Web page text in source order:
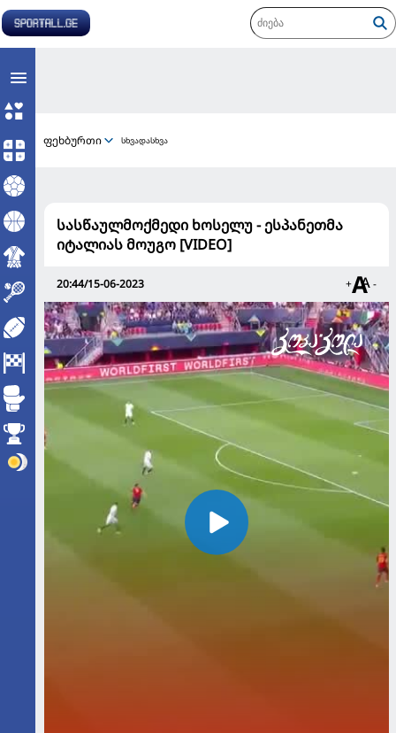
ფეხბურთი სხვადასხვა
სასწაულმოქმედი ხოსელუ - ესპანეთმა
იტალიას მოუგო [VIDEO]
20:44/15-06-2023 + -